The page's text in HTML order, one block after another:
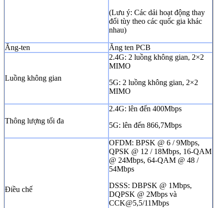
(Lưu ý: Các dải hoạt động thay
đổi tùy theo các quốc gia khác
nhau)
Ăng-ten Ăng ten PCB
Luồng không gian
2.4G: 2 luồng không gian, 2×2
MIMO
5G: 2 luồng không gian, 2×2
MIMO
Thông lượng tối đa
2.4G: lên đến 400Mbps
5G: lên đến 866,7Mbps
Điều chế
OFDM: BPSK @ 6 / 9Mbps,
QPSK @ 12 / 18Mbps, 16-QAM
@ 24Mbps, 64-QAM @ 48 /
54Mbps
DSSS: DBPSK @ 1Mbps,
DQPSK @ 2Mbps và
CCK@5,5/11Mbps